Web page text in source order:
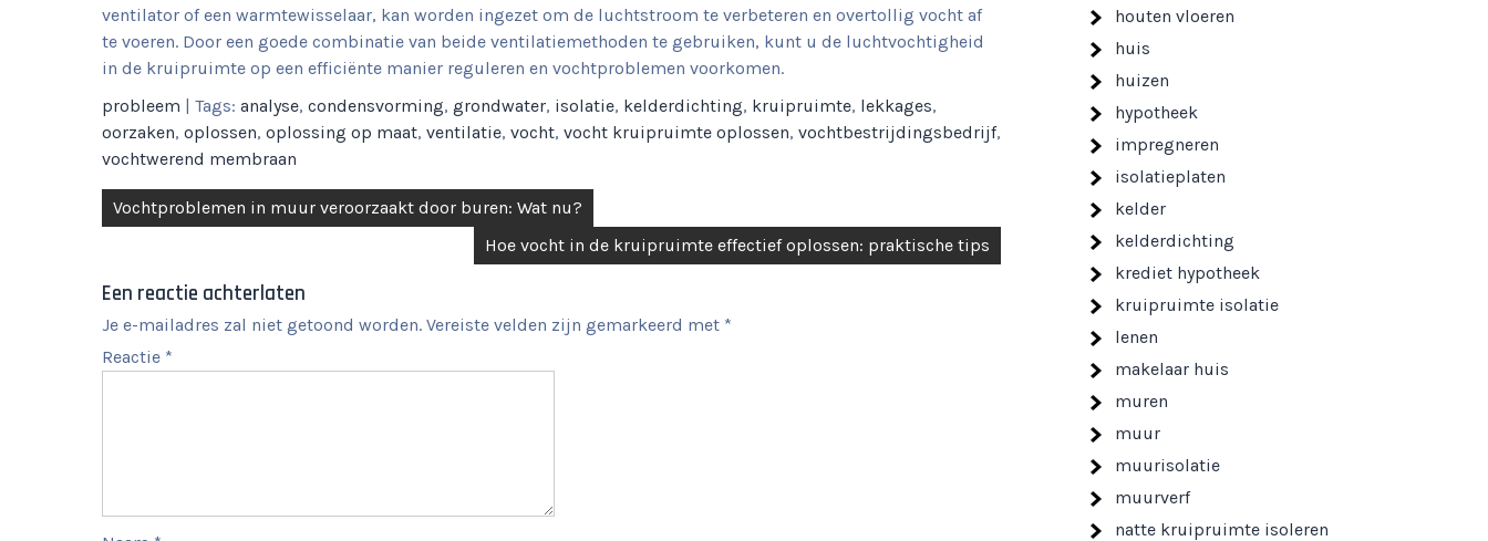
ventilator of een warmtewisselaar, kan worden ingezet om de luchtstroom te verbeteren en overtollig vocht af
te voeren. Door een goede combinatie van beide ventilatiemethoden te gebruiken, kunt u de luchtvochtigheid
in de kruipruimte op een efficiënte manier reguleren en vochtproblemen voorkomen.
probleem | Tags: analyse, condensvorming, grondwater, isolatie, kelderdichting, kruipruimte, lekkages,
oorzaken, oplossen, oplossing op maat, ventilatie, vocht, vocht kruipruimte oplossen, vochtbestrijdingsbedrijf,
vochtwerend membraan
Berichtnavigatie
Vochtproblemen in muur veroorzaakt door buren: Wat nu?
Hoe vocht in de kruipruimte effectief oplossen: praktische tips
Een reactie achterlaten
Je e-mailadres zal niet getoond worden. Vereiste velden zijn gemarkeerd met *
Reactie *
houten vloeren
huis
huizen
hypotheek
impregneren
isolatieplaten
kelder
kelderdichting
krediet hypotheek
kruipruimte isolatie
lenen
makelaar huis
muren
muur
muurisolatie
muurverf
natte kruipruimte isoleren